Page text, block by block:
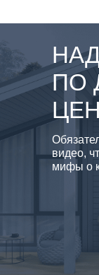
ПО
видео,
мифы о